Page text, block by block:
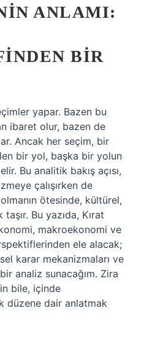
ANLAMI:
BIR
yapar. Bazen bu
ibaret olur, bazen de
Ancak her seçim, bir
bir yol, başka bir yolun
Bu analitik bakış açısı,
çalışırken de
ötesinde, kültürel,
Bu yazıda, Kırat
makroekonomi ve
ele alacak;
karar mekanizmaları ve
analiz sunacağım. Zira
bile, içinde
düzene dair anlatmak